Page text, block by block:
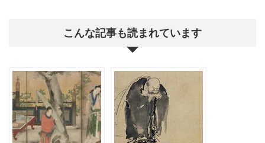
こんな記事も読まれています